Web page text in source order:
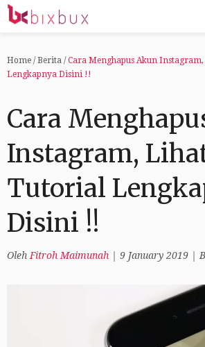
Home / Berita / Cara Menghapus Akun
Lengkapnya Disini !!
Cara
Instagram,
Tutorial
Disini !!
Oleh Fitroh Maimunah 9 January 2019